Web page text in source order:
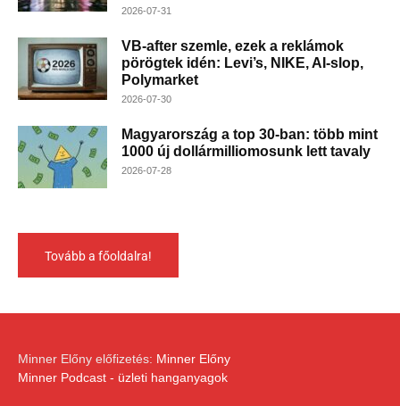
2026-07-31
VB-after szemle, ezek a reklámok
pörögtek idén: Levi’s, NIKE, AI-slop,
Polymarket
2026-07-30
Magyarország a top 30-ban: több mint
1000 új dollármilliomosunk lett tavaly
2026-07-28
Tovább a főoldalra!
Minner Előny előfizetés: Minner Előny
Minner Podcast - üzleti hanganyagok